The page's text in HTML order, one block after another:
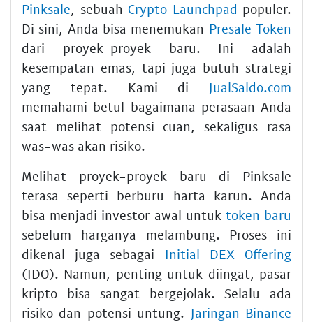
Pinksale, sebuah Crypto Launchpad populer.
Di sini, Anda bisa menemukan Presale Token
dari proyek-proyek baru. Ini adalah
kesempatan emas, tapi juga butuh strategi
yang tepat. Kami di JualSaldo.com
memahami betul bagaimana perasaan Anda
saat melihat potensi cuan, sekaligus rasa
was-was akan risiko.
Melihat proyek-proyek baru di Pinksale
terasa seperti berburu harta karun. Anda
bisa menjadi investor awal untuk token baru
sebelum harganya melambung. Proses ini
dikenal juga sebagai Initial DEX Offering
(IDO). Namun, penting untuk diingat, pasar
kripto bisa sangat bergejolak. Selalu ada
risiko dan potensi untung. Jaringan Binance